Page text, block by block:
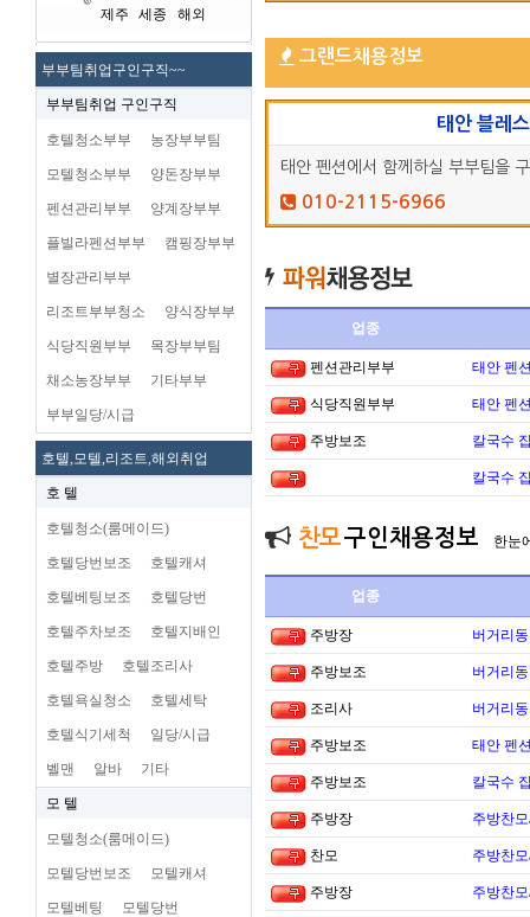
제주
세종 해외
부부팀취업구인구직~~
부부팀취업 구인구직
호텔청소부부 농장부부팀
모텔청소부부 양돈장부부
펜션관리부부 양계장부부
플빌라펜션부부 캠핑장부부
별장관리부부
리조트부부청소 양식장부부
식당직원부부 목장부부팀
채소농장부부 기타부부
부부일당/시급
호텔,모텔,리조트,해외취업
호 텔
호텔청소(룸메이드)
호텔당번보조 호텔캐셔
호텔베팅보조 호텔당번
호텔주차보조 호텔지배인
호텔주방 호텔조리사
호텔욕실청소 호텔세탁
호텔식기세척 일당/시급
벨맨 알바 기타
모 텔
모텔청소(룸메이드)
모텔당번보조 모텔캐셔
모텔베팅 모텔당번
그랜드채용정보
태안 블레
태안 펜션에서 함께하실 부부팀을
010-2115-6966
업종
펜션관리부부 태안 펜
식당직원부부 태안 펜
주방보조 칼국수
칼국수
찬모구인채용정보 한눈
업종
주방장 버거리
주방보조 버거리
조리사 버거리
주방보조 태안 펜
주방보조 칼국수
주방장 주방찬
찬모 주방찬
주방장 주방찬